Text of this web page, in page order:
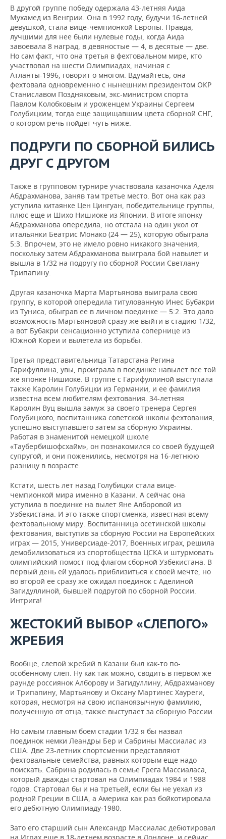
В другой группе победу одержала 43-летняя Аида
Мухамед из Венгрии. Она в 1992 году, будучи 16-летней
девушкой, стала вице-чемпионкой Европы. Правда,
лучшими для нее были нулевые годы, когда Аида
завоевала 8 наград, в девяностые — 4, в десятые — две.
Но сам факт, что она третья в фехтовальном мире, кто
участвовал на шести Олимпиадах, начиная с
Атланты-1996, говорит о многом. Вдумайтесь, она
фехтовала одновременно с нынешним президентом ОКР
Станиславом Поздняковым, экс-министром спорта
Павлом Колобковым и уроженцем Украины Сергеем
Голубицким, тогда еще защищавшим цвета сборной СНГ,
о котором речь пойдет чуть ниже.
ПОДРУГИ ПО СБОРНОЙ БИЛИСЬ
ДРУГ С ДРУГОМ
Также в групповом турнире участвовала казаночка Аделя
Абдрахманова, заняв там третье место. Вот она как раз
уступила китаянке Цен Цингуан, победительнице группы,
плюс еще и Шихо Нишиоке из Японии. В итоге японку
Абдрахманова опередила, но отстала на один укол от
итальянки Беатрис Монако (24 — 25), которую обыграла
5:3. Впрочем, это не имело ровно никакого значения,
поскольку затем Абдрахманова выиграла бой навылет и
вышла в 1/32 на подругу по сборной России Светлану
Трипапину.
Другая казаночка Марта Мартьянова выиграла свою
группу, в которой опередила титулованную Инес Бубакри
из Туниса, обыграв ее в личном поединке — 5:2. Это дало
возможность Мартьяновой сразу же выйти в стадию 1/32,
а вот Бубакри сенсационно уступила сопернице из
Южной Кореи и вылетела из борьбы.
Третья представительница Татарстана Регина
Гарифуллина, увы, проиграла в поединке навылет все той
же японке Нишиоке. В группе с Гарифуллиной выступала
также Каролин Голубицки из Германии, и ее фамилия
известна всем любителям фехтования. 34-летняя
Каролин Вуц вышла замуж за своего тренера Сергея
Голубицкого, воспитанника советской школы фехтования,
успешно выступавшего затем за сборную Украины.
Работая в знаменитой немецкой школе
«Таубербишофсхайм», он познакомился со своей будущей
супругой, и они поженились, несмотря на 16-летнюю
разницу в возрасте.
Кстати, шесть лет назад Голубицки стала вице-
чемпионкой мира именно в Казани. А сейчас она
уступила в поединке на вылет Яне Алборовой из
Узбекистана. И это также спортсменка, известная всему
фехтовальному миру. Воспитанница осетинской школы
фехтования, выступив за сборную России на Европейских
играх — 2015, Универсиаде-2017, Военных играх, решила
демобилизоваться из спортобщества ЦСКА и штурмовать
олимпийский помост под флагом сборной Узбекистана. В
первый день ей удалось приблизиться к своей мечте, но
во второй ее сразу же ожидал поединок с Аделиной
Загидуллиной, бывшей подругой по сборной России.
Интрига!
ЖЕСТОКИЙ ВЫБОР «СЛЕПОГО»
ЖРЕБИЯ
Вообще, слепой жребий в Казани был как-то по-
особенному слеп. Ну как так можно, сводить в первом же
раунде россиянок Алборову и Загидуллину, Абдрахманову
и Трипапину, Мартьянову и Оксану Мартинес Хауреги,
которая, несмотря на свою испаноязычную фамилию,
полученную от отца, также выступает за сборную России.
Но самым главным боем стадии 1/32 я бы назвал
поединок немки Леандры Бер и Сабрины Массиалас из
США. Две 23-летних спортсменки представляют
фехтовальные семейства, равных которым еще надо
поискать. Сабрина родилась в семье Грега Массиаласа,
который дважды стартовал на Олимпиадах 1984 и 1988
годов. Стартовал бы и на третьей, если бы не уехал из
родной Греции в США, а Америка как раз бойкотировала
его дебютную Олимпиаду-1980.
Зато его старший сын Александр Массиалас дебютировал